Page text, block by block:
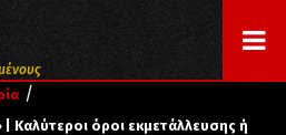
/
Καλύτεροι όροι εκμετάλλευσης ή